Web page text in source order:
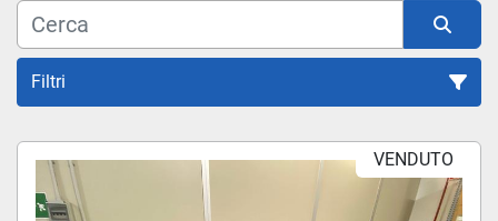
Filtri
Ordina per
VENDUTO